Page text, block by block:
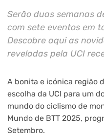
Serão duas semanas
com sete eventos em
Descobre aqui as
reveladas pela UCI
A bonita e icónica região
escolha da UCI para um
mundo do ciclismo de
Mundo de BTT 2025,
Setembro.